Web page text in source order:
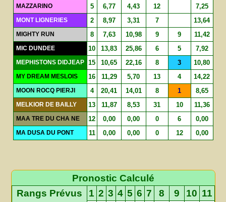
MAZZARINO 5 6,77 4,43 12 7,25
MONT LIGNERIES 2 8,97 3,31 7 13,64
MIGHTY RUN 8 7,63 10,98 9 9 11,42
MIC DUNDEE 10 13,83 25,86 6 5 7,92
MEPHISTONS DIDJEAP 15 10,65 22,16 8 3 10,80
MY DREAM MESLOIS 16 11,29 5,70 13 4 14,22
MOON ROCQ PIERJI 4 20,41 14,01 8 1 8,65
MELKIOR DE BAILLY 13 11,87 8,53 31 10 11,36
MAA TRE DU CHA NE 12 0,00 0,00 0 6 0,00
MA DUSA DU PONT 11 0,00 0,00 0 12 0,00
Pronostic Calculé
Rangs Prévus
1 2 3 4 5 6 7 8 9 10 11